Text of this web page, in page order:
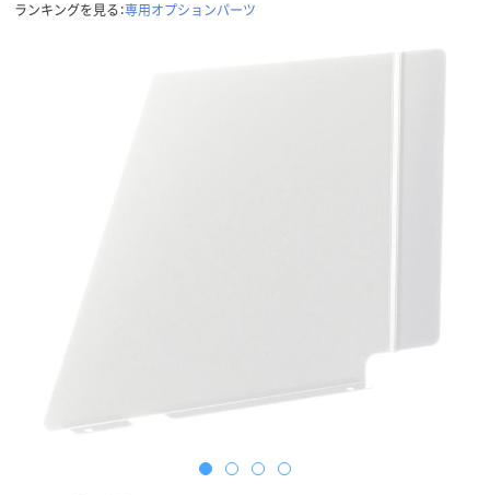
ランキングを見る：専用オプションパーツ